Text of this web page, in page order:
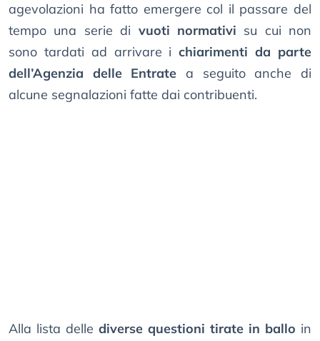
agevolazioni ha fatto emergere col il passare del
tempo una serie di vuoti normativi su cui non
sono tardati ad arrivare ichiarimenti da parte
dell’Agenzia delle Entrate a seguito anche di
alcune segnalazioni fatte dai contribuenti.
Alla lista delle diverse questioni tirate in ballo in